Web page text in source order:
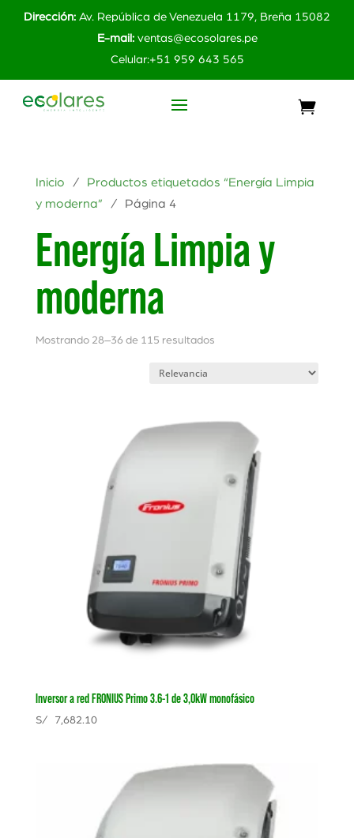
Dirección: Av. República de Venezuela 1179, Breña 15082
E-mail: ventas@ecosolares.pe
Celular:+51 959 643 565
Inicio / Productos etiquetados “Energía Limpia
y moderna” / Página 4
Energía Limpia y
moderna
Mostrando 28–36 de 115 resultados
Inversor a red FRONIUS Primo 3.6-1 de 3,0kW monofásico
S/7,682.10